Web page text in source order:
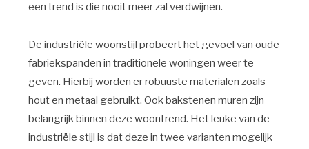
een trend is die nooit meer zal verdwijnen.
De industriële woonstijl probeert het gevoel van oude
fabriekspanden in traditionele woningen weer te
geven. Hierbij worden er robuuste materialen zoals
hout en metaal gebruikt. Ook bakstenen muren zijn
belangrijk binnen deze woontrend. Het leuke van de
industriële stijl is dat deze in twee varianten mogelijk